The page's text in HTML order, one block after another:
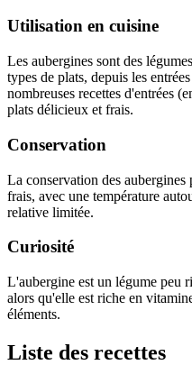
Utilisation en cuisine
Les aubergines sont des
types de plats, depuis les
nombreuses recettes d'entrées
plats délicieux et frais.
Conservation
La conservation des
frais, avec une température
relative limitée.
Curiosité
L'aubergine est un légume peu
alors qu'elle est riche en
éléments.
Liste des recettes